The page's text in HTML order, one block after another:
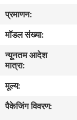
हमारे
बारे
में
कारखाना
भ्रमण
प्रमाणन:
मॉडल संख्या:
न्यूनतम आदेश
मात्रा:
मूल्य:
पैकेजिंग विवरण: